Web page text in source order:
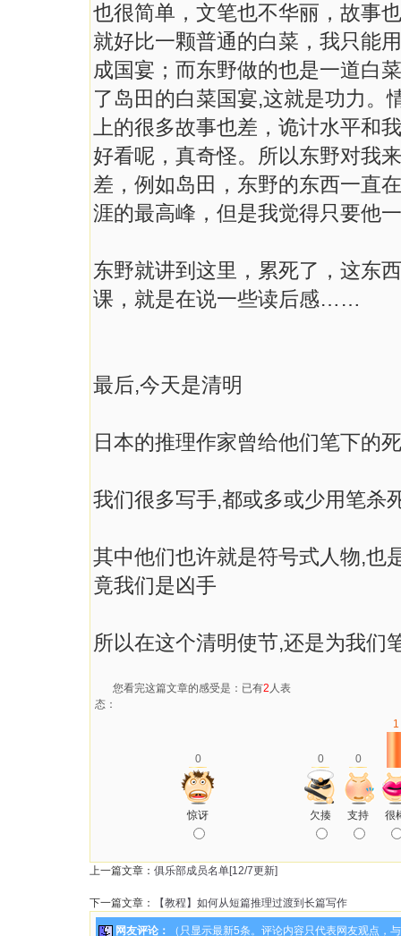
也很简单，文笔也不华丽，故事
就好比一颗普通的白菜，我只能
成国宴；而东野做的也是一道白
了岛田的白菜国宴,这就是功力。
上的很多故事也差，诡计水平和
好看呢，真奇怪。所以东野对我
差，例如岛田，东野的东西一直
涯的最高峰，但是我觉得只要他
东野就讲到这里，累死了，这东
课，就是在说一些读后感……
最后,今天是清明
日本的推理作家曾给他们笔下的
我们很多写手,都或多或少用笔杀
其中他们也许就是符号式人物,也
竟我们是凶手
所以在这个清明使节,还是为我们
您看完这篇文章的感受是：已有2 人表
态：
0 0 0
1
惊讶 欠揍 支持 很
上一篇文章： 俱乐部成员名单[12/7更新]
下一篇文章： 【教程】如何从短篇推理过渡到长篇写作
网友评论： （只显示最新5条。评论内容只代表网友观点，